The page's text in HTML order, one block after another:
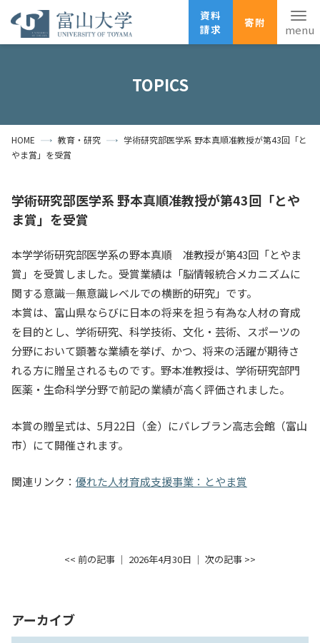
資料
請求
寄附
資料請求
寄附
広報刊行物
受験生の方 地域・一般の方 企業・研究者の方
卒業生の方
大学紹介
学部・大学院・施設
入試情報
教育・学生支援
国際交流・留学
TOPICS
HOME 教育・研究
学術研究部医学系 野本真順准教授が第43回「と
やま賞」を受賞
アーカイブ
学術研究部医学系 野本真順准教授が第43回「とや
ま賞」を受賞
本学学術研究部医学系の野本真順 准教授が第43回「とやま
賞」を受賞しました。受賞業績は「脳情報統合メカニズムに
関する意識―無意識レベルでの横断的研究」です。
本賞は、富山県ならびに日本の将来を担う有為な人材の育成
を目的とし、学術研究、科学技術、文化・芸術、スポーツの
分野において顕著な業績を挙げ、かつ、将来の活躍が期待さ
れる方に贈呈されるものです。野本准教授は、学術研究部門
医薬・生命科学分野で前記の業績が高く評価されました。
本賞の贈呈式は、5月22日（金）にパレブラン高志会館（富山
市）にて開催されます。
関連リンク： 優れた人材育成支援事業：とやま賞
<< 前の記事 │ 2026年4月30日 │ 次の記事 >>